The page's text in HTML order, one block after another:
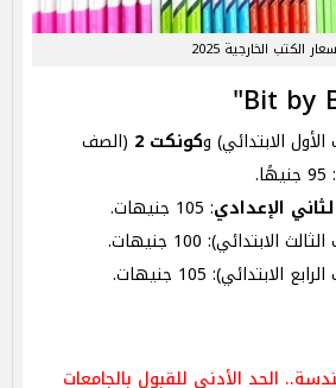
الكتب الخارجية 2025
الابتدائي) وكونكت 2
(الصف
الإعدادي: 105 جنيهات.
الابتدائي): 100 جنيهات.
الابتدائي): 105 جنيهات.
و68% للهندسة.. الحد الأدنى للقبول بالجامعات